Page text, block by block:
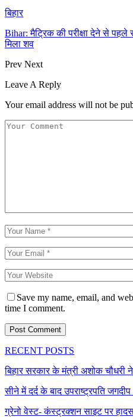
बिहार
Bihar: मैट्रिक की परीक्षा देने से
मिला शव
Prev Next
Leave A Reply
Your email address will not be
Save my name, email, and
time I comment.
RECENT POSTS
बिहार सरकार के मंत्री अशोक चौधरी
सीने में दर्द के बाद उपराष्ट्रपति
ग्रेनो वेस्ट- कंस्ट्रक्शन साइट पर